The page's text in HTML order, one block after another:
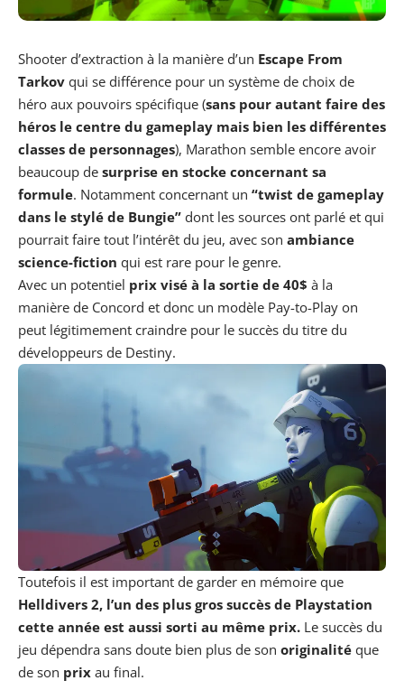
Shooter d’extraction à la manière d’un Escape From
Tarkov qui se différence pour un système de choix de
héro aux pouvoirs spécifique (sans pour autant faire des
héros le centre du gameplay mais bien les différentes
classes de personnages), Marathon semble encore avoir
beaucoup de surprise en stocke concernant sa
formule. Notamment concernant un “twist de gameplay
dans le stylé de Bungie” dont les sources ont parlé et qui
pourrait faire tout l’intérêt du jeu, avec son ambiance
science-fiction qui est rare pour le genre.
Avec un potentiel prix visé à la sortie de 40$ à la
manière de Concord et donc un modèle Pay-to-Play on
peut légitimement craindre pour le succès du titre du
développeurs de Destiny.
Toutefois il est important de garder en mémoire que
Helldivers 2, l’un des plus gros succès de Playstation
cette année est aussi sorti au même prix. Le succès du
jeu dépendra sans doute bien plus de son originalité que
de son prix au final.